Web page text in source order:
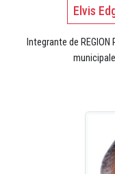
Elvis
Integrante de